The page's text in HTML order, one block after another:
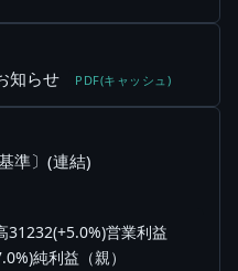
知らせ PDF(キャッシュ)
準〕(連結)
31232(+5.0%)営業利益
純利益（親）